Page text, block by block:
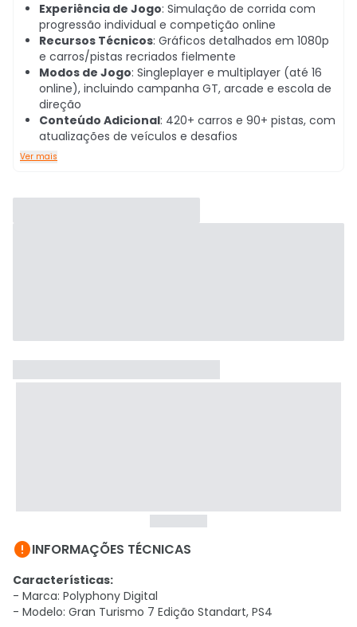
Experiência de Jogo: Simulação de corrida com
progressão individual e competição online
Recursos Técnicos: Gráficos detalhados em 1080p
e carros/pistas recriados fielmente
Modos de Jogo: Singleplayer e multiplayer (até 16
online), incluindo campanha GT, arcade e escola de
direção
Conteúdo Adicional: 420+ carros e 90+ pistas, com
atualizações de veículos e desafios
Ver mais
INFORMAÇÕES TÉCNICAS
Características:
- Marca: Polyphony Digital
- Modelo: Gran Turismo 7 Edição Standart, PS4